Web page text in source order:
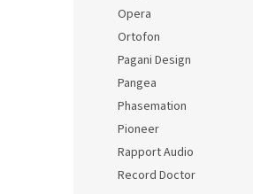
Opera
Ortofon
Pagani Design
Pangea
Phasemation
Pioneer
Rapport Audio
Record Doctor